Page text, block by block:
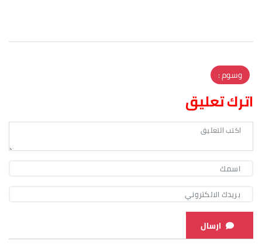
وسوم :
اترك تعليق
ارسال